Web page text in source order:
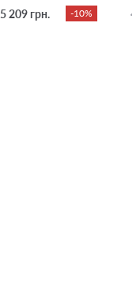
5 209 грн. -10% 4